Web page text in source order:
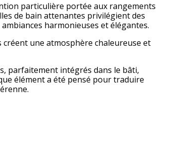
particulière portée aux rangements
de bain attenantes privilégient des
harmonieuses et élégantes.
une atmosphère chaleureuse et
parfaitement intégrés dans le bâti,
élément a été pensé pour traduire